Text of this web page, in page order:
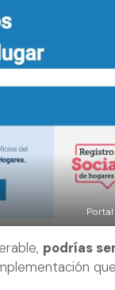
podrías